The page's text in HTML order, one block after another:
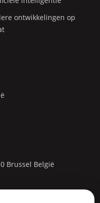
ontwikkelingen op
Brussel België